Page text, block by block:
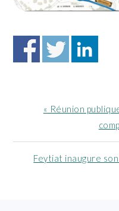
Article
:
« Réunion
Article
Feytiat inaugure